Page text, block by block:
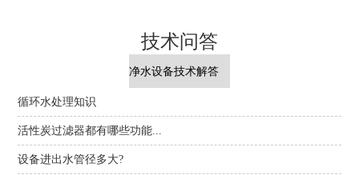
技术问答
循环水处理知识
活性炭过滤器都有哪些功能...
设备进出水管径多大?